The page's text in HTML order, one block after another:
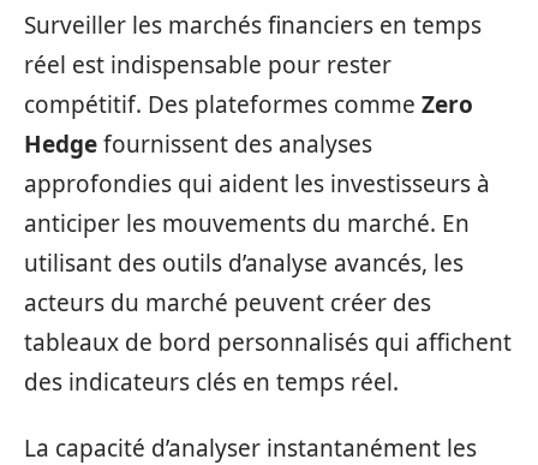
Surveiller les marchés financiers en temps
réel est indispensable pour rester
compétitif. Des plateformes comme Zero
Hedgefournissent des analyses
approfondies qui aident les investisseurs à
anticiper les mouvements du marché. En
utilisant des outils d’analyse avancés, les
acteurs du marché peuvent créer des
tableaux de bord personnalisés qui affichent
des indicateurs clés en temps réel.
La capacité d’analyser instantanément les